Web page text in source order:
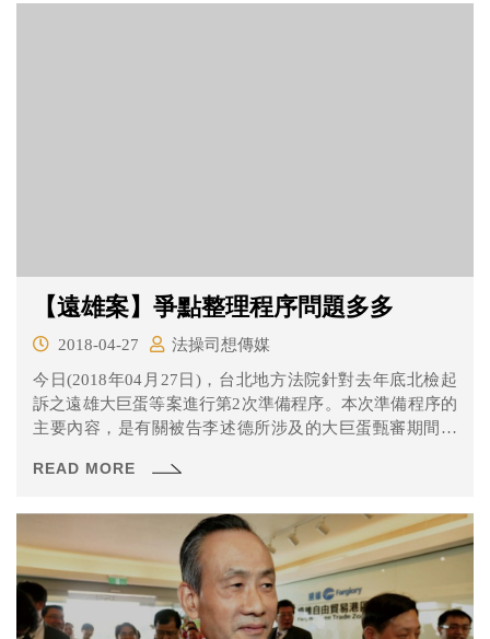
【遠雄案】爭點整理程序問題多多
2018-04-27
法操司想傳媒
今日(2018年04月27日)，台北地方法院針對去年底北檢起
訴之遠雄大巨蛋等案進行第2次準備程序。本次準備程序的
主要內容，是有關被告李述德所涉及的大巨蛋甄審期間，
整理。讓我們來看看有那些事情吧！
READ MORE